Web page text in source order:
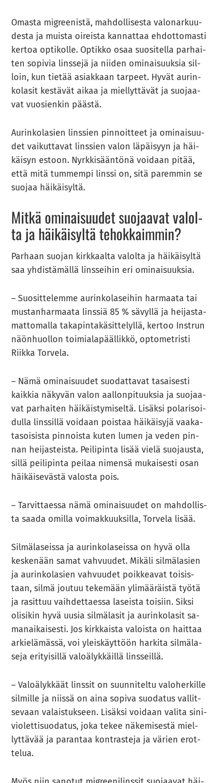
Omas­ta migree­nis­tä, mah­dol­li­ses­ta va­lo­nar­kuu­
des­ta ja muis­ta oi­reis­ta kan­nat­taa eh­dot­to­mas­ti
ker­toa op­ti­kol­le. Op­tik­ko osaa suo­si­tel­la par­hai­
ten so­pi­via lins­se­jä ja nii­den omi­nai­suuk­sia sil­
loin, kun tie­tää asiak­kaan tar­peet. Hyvät au­rin­
ko­la­sit kes­tä­vät aikaa ja miel­lyt­tä­vät ja suo­jaa­
vat vuo­sien­kin pääs­tä.
Au­rin­ko­la­sien lins­sien pin­noit­teet ja omi­nai­suu­
det vai­kut­ta­vat lins­sien valon lä­päi­syyn ja häi­
käi­syn es­toon. Nyrk­ki­sään­tö­nä voi­daan pitää,
että mitä tum­mem­pi lins­si on, sitä pa­rem­min se
suo­jaa häi­käi­syl­tä.
Mitkä omi­nai­suu­det suo­jaa­vat va­lol­
ta ja häi­käi­syl­tä te­hok­kaim­min?
Par­haan suo­jan kirk­kaal­ta va­lol­ta ja häi­käi­syl­tä
saa yh­dis­tä­mäl­lä lins­sei­hin eri omi­nai­suuk­sia.
– Suo­sit­te­lem­me au­rin­ko­la­sei­hin har­maa­ta tai
mus­tan­har­maa­ta lins­siä 85 % sä­vyl­lä ja hei­jas­ta­
mat­to­mal­la ta­ka­pin­ta­kä­sit­te­lyl­lä, ker­too In­strun
näön­huol­lon toi­mia­la­pääl­lik­kö, op­to­met­ris­ti
Riik­ka Tor­ve­la.
– Nämä omi­nai­suu­det suo­dat­ta­vat ta­sai­ses­ti
kaik­kia nä­ky­vän valon aal­lon­pi­tuuk­sia ja suo­jaa­
vat par­hai­ten häi­käis­ty­mi­sel­tä. Li­säk­si po­la­ri­soi­
dul­la lins­sil­lä voi­daan pois­taa häi­käi­sy­jä vaa­ka­
ta­soi­sis­ta pin­nois­ta kuten lumen ja veden pin­
nan hei­jas­teis­ta. Pei­li­pin­ta lisää vielä suo­jaus­ta,
sillä pei­li­pin­ta pei­laa ni­men­sä mu­kai­ses­ti osan
häi­käi­se­väs­tä va­los­ta pois.
– Tar­vit­taes­sa nämä omi­nai­suu­det on mah­dol­lis­
ta saada omil­la voi­mak­kuuk­sil­la, Tor­ve­la lisää.
Sil­mä­la­seis­sa ja au­rin­ko­la­seis­sa on hyvä olla
kes­ke­nään samat vah­vuu­det. Mi­kä­li sil­mä­la­sien
ja au­rin­ko­la­sien vah­vuu­det poik­kea­vat toi­sis­
taan, silmä jou­tuu te­ke­mään yli­mää­räis­tä työtä
ja ra­sit­tuu vaih­det­taes­sa la­seis­ta toi­siin. Siksi
oli­si­kin hyvä uusia sil­mä­la­sit ja au­rin­ko­la­sit sa­
man­ai­kai­ses­ti. Jos kirk­kais­ta va­lois­ta on hait­taa
ar­kie­lä­mäs­sä, voi yleis­käyt­töön har­ki­ta sil­mä­la­
se­ja eri­tyi­sil­lä va­lo­ä­lyk­käil­lä lins­seil­lä.
– Va­lo­ä­lyk­käät lins­sit on suun­ni­tel­tu va­lo­her­kil­le
sil­mil­le ja niis­sä on aina so­pi­va suo­da­tus val­lit­
se­vaan va­lais­tuk­seen. Li­säk­si voi­daan va­li­ta si­ni­
vio­let­ti­suo­da­tus, joka tekee nä­ke­mi­ses­tä miel­
lyt­tä­vää ja pa­ran­taa kont­ras­te­ja ja vä­rien erot­
te­lua.